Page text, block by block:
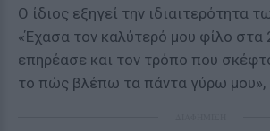
Ο ίδιος εξηγεί την ιδιαιτερότητα
«Έχασα τον καλύτερό μου φίλο στα
επηρέασε και τον τρόπο που
το πώς βλέπω τα πάντα γύρω μου»,